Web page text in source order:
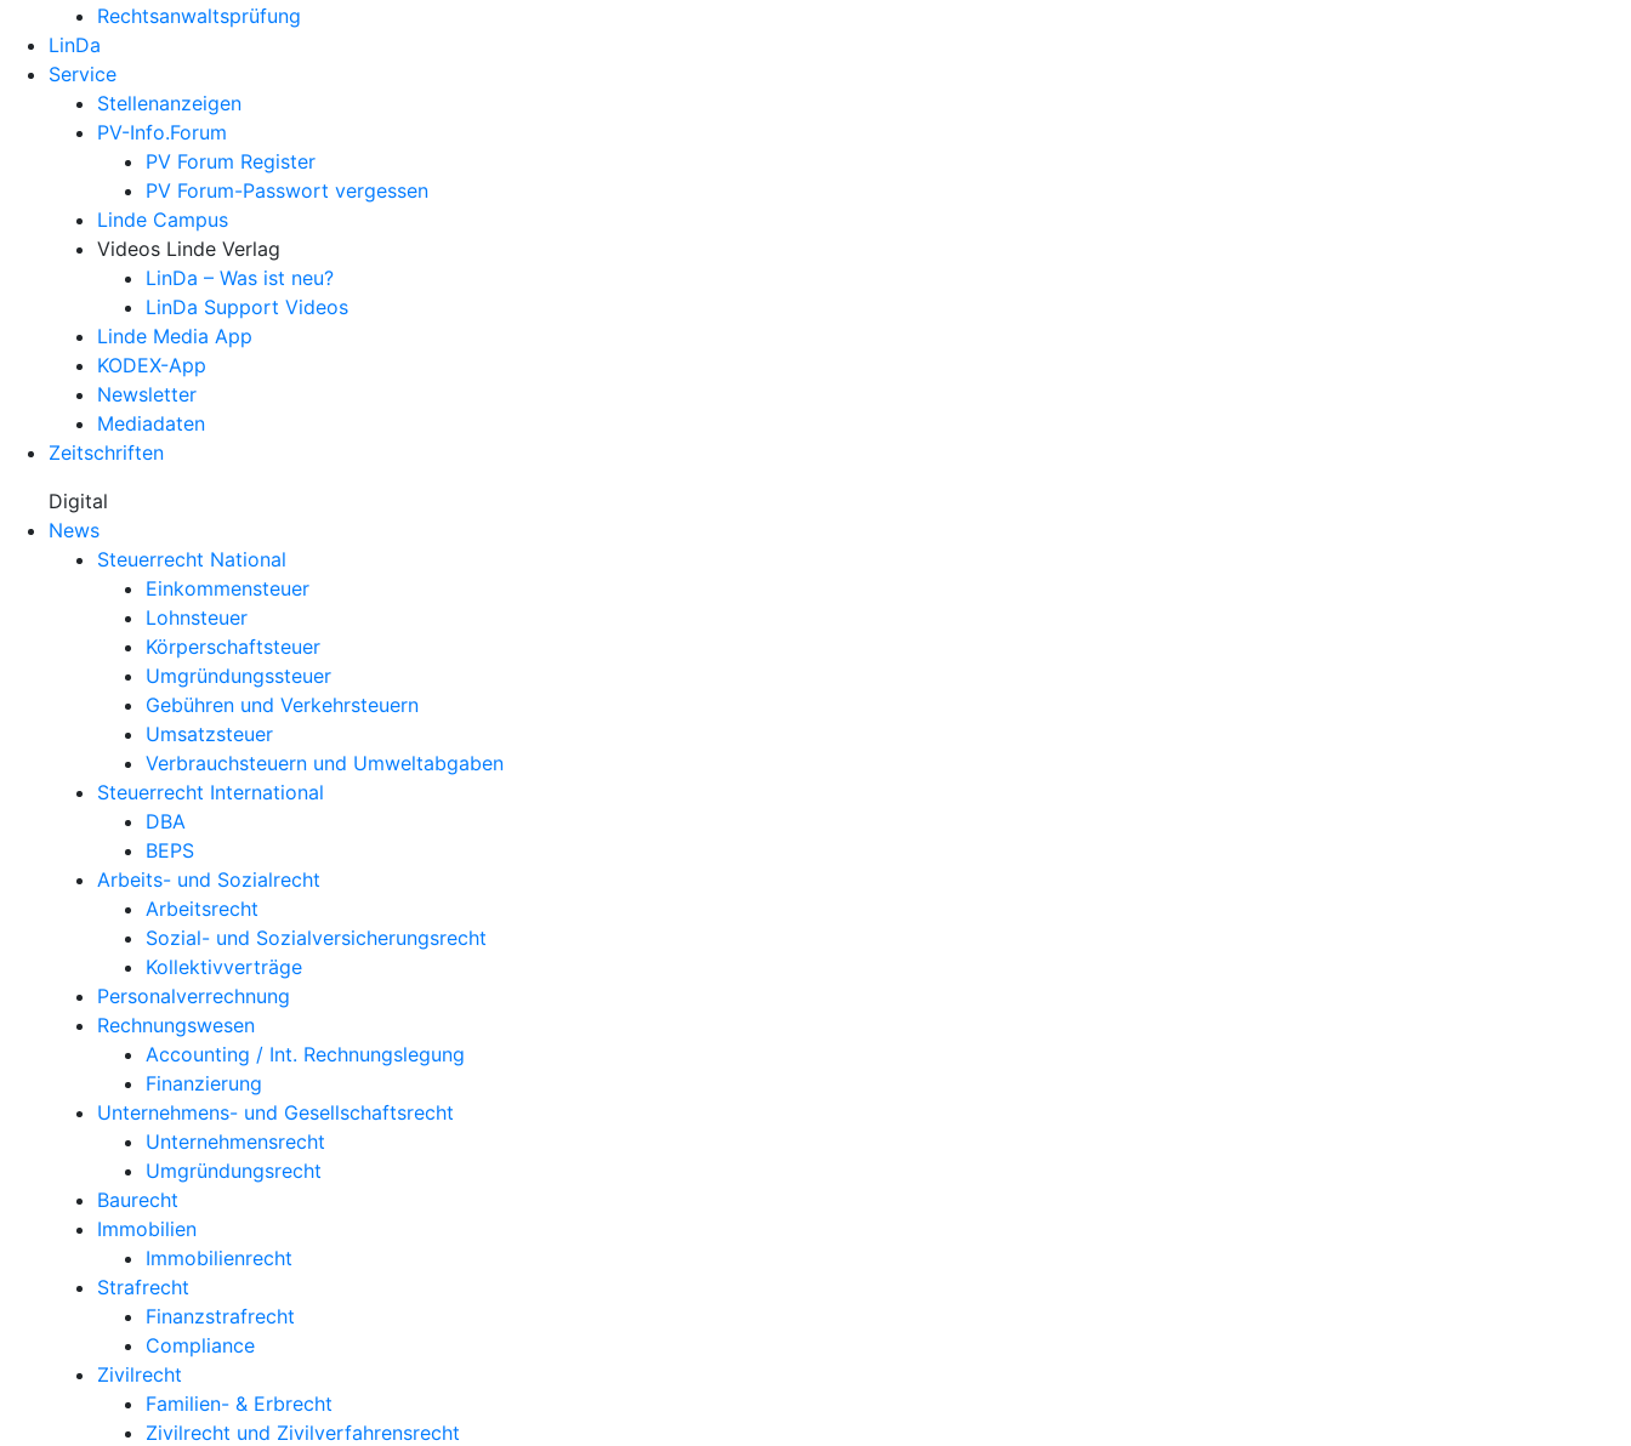
Rechtsanwalts­prüfung
LinDa
Service
Stellenanzeigen
PV-Info.Forum
PV Forum Register
PV Forum-Passwort vergessen
Linde Campus
Videos Linde Verlag
LinDa – Was ist neu?
LinDa Support Videos
Linde Media App
KODEX-App
Newsletter
Mediadaten
Zeitschriften
Digital
News
Steuerrecht National
Einkommensteuer
Lohnsteuer
Körperschaftsteuer
Umgründungssteuer
Gebühren und Verkehrsteuern
Umsatzsteuer
Verbrauchsteuern und Umweltabgaben
Steuerrecht International
DBA
BEPS
Arbeits- und Sozialrecht
Arbeitsrecht
Sozial- und Sozialversicherungsrecht
Kollektivverträge
Personalverrechnung
Rechnungswesen
Accounting / Int. Rechnungslegung
Finanzierung
Unternehmens- und Gesellschaftsrecht
Unternehmensrecht
Umgründungsrecht
Baurecht
Immobilien
Immobilienrecht
Strafrecht
Finanzstrafrecht
Compliance
Zivilrecht
Familien- & Erbrecht
Zivilrecht und Zivilverfahrensrecht